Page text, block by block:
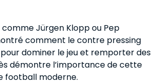
Jürgen Klopp ou Pep
comment le contre pressing
dominer le jeu et remporter des
démontre l’importance de cette
football moderne.